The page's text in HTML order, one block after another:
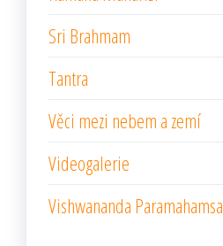
Sri Brahmam
Tantra
Věci mezi nebem a zemí
Videogalerie
Vishwananda Paramahamsa